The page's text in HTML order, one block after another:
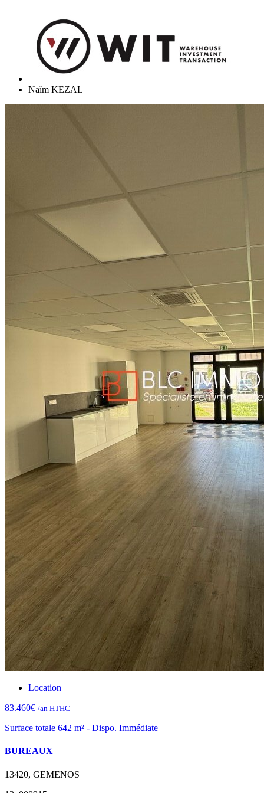
Naïm KEZAL
Location
83.460€ /an HTHC
Surface totale 642 m² - Dispo. Immédiate
BUREAUX
13420, GEMENOS